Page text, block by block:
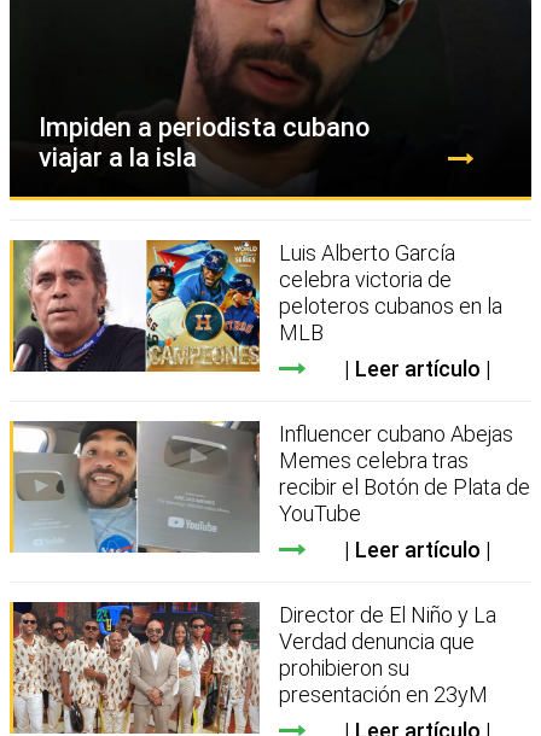
Impiden a periodista cubano
viajar a la isla
Luis Alberto García
celebra victoria de
peloteros cubanos en la
MLB
Leer artículo
Influencer cubano Abejas
Memes celebra tras
recibir el Botón de Plata de
YouTube
Leer artículo
Director de El Niño y La
Verdad denuncia que
prohibieron su
presentación en 23yM
Leer artículo